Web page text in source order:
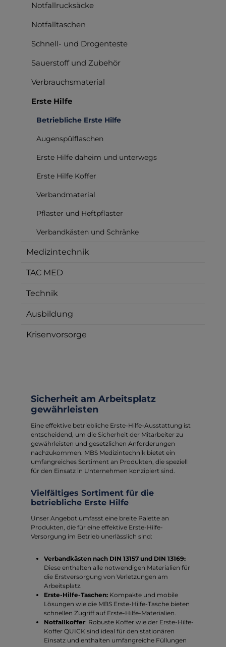
Notfallrucksäcke
Notfalltaschen
Schnell- und Drogenteste
Sauerstoff und Zubehör
Verbrauchsmaterial
Erste Hilfe
Betriebliche Erste Hilfe
Augenspülflaschen
Erste Hilfe daheim und unterwegs
Erste Hilfe Koffer
Verbandmaterial
Pflaster und Heftpflaster
Verbandkästen und Schränke
Medizintechnik
TAC MED
Technik
Ausbildung
Krisenvorsorge
Sicherheit am Arbeitsplatz
gewährleisten
Eine effektive betriebliche Erste-Hilfe-Ausstattung ist
entscheidend, um die Sicherheit der Mitarbeiter zu
gewährleisten und gesetzlichen Anforderungen
nachzukommen. MBS Medizintechnik bietet ein
umfangreiches Sortiment an Produkten, die speziell
für den Einsatz in Unternehmen konzipiert sind.
Vielfältiges Sortiment für die
betriebliche Erste Hilfe
Unser Angebot umfasst eine breite Palette an
Produkten, die für eine effektive Erste-Hilfe-
Versorgung im Betrieb unerlässlich sind:
Verbandkästen nach DIN 13157 und DIN 13169:
Diese enthalten alle notwendigen Materialien für
die Erstversorgung von Verletzungen am
Arbeitsplatz.
Erste-Hilfe-Taschen: Kompakte und mobile
Lösungen wie die MBS Erste-Hilfe-Tasche bieten
schnellen Zugriff auf Erste-Hilfe-Materialien.
Notfallkoffer: Robuste Koffer wie der Erste-Hilfe-
Koffer QUICK sind ideal für den stationären
Einsatz und enthalten umfangreiche Füllungen